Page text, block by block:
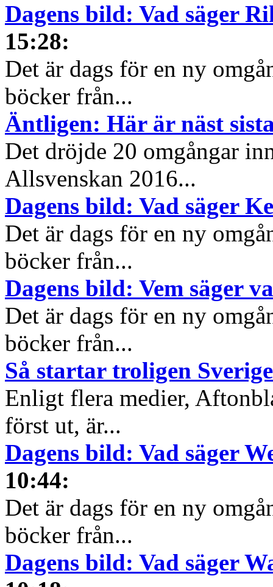
Dagens bild: Vad säger
15:28:
Det är dags för en ny
böcker från...
Äntligen: Här är näst
Det dröjde 20 omgångar
Allsvenskan 2016...
Dagens bild: Vad säger
Det är dags för en ny
böcker från...
Dagens bild: Vem säger
Det är dags för en ny
böcker från...
Så startar troligen
Enligt flera medier,
först ut, är...
Dagens bild: Vad säger
10:44:
Det är dags för en ny
böcker från...
Dagens bild: Vad säger